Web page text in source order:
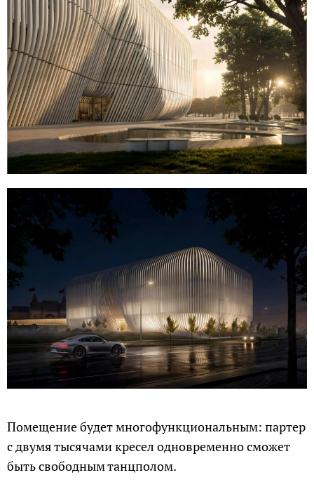
Помещение будет многофункциональным: партер
с двумя тысячами кресел одновременно сможет
быть свободным танцполом.